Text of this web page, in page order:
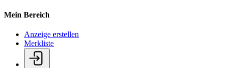
Mein Bereich
Anzeige erstellen
Merkliste